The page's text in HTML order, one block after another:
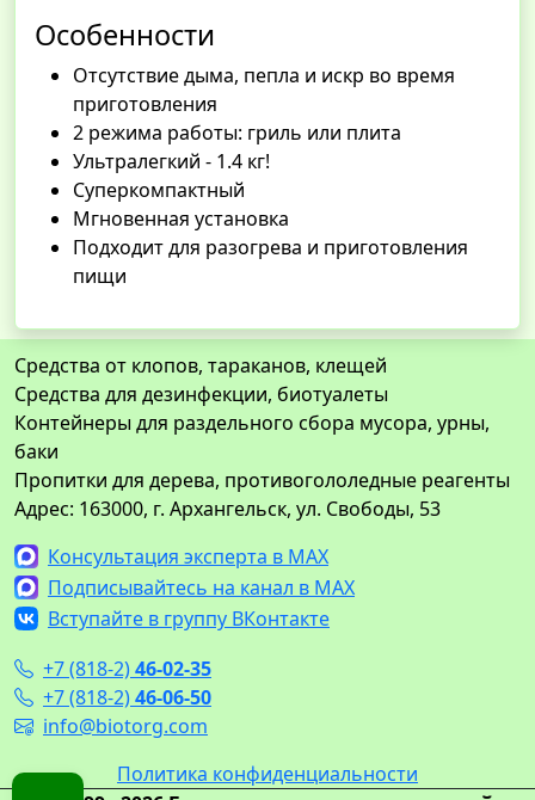
Особенности
Отсутствие дыма, пепла и искр во время
приготовления
2 режима работы: гриль или плита
Ультралегкий - 1.4 кг!
Суперкомпактный
Мгновенная установка
Подходит для разогрева и приготовления
пищи
Средства от клопов, тараканов, клещей
Средства для дезинфекции, биотуалеты
Контейнеры для раздельного сбора мусора, урны,
баки
Пропитки для дерева, противогололедные реагенты
Адрес: 163000, г. Архангельск, ул. Свободы, 53
Консультация эксперта в MAX
Подписывайтесь на канал в MAX
Вступайте в группу ВКонтакте
+7 (818-2)46-02-35
+7 (818-2)46-06-50
info@biotorg.com
Политика конфиденциальности